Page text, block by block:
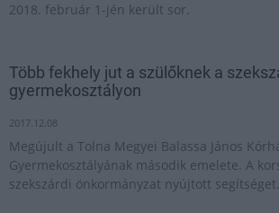
2018. február 1-jén került sor.
Több fekhely jut a szülőknek a
gyermekosztályon
2017.12.08
Megújult a Tolna Megyei Balassa János
Gyermekosztályának második emelete. A
szekszárdi önkormányzat nyújtott segítséget.